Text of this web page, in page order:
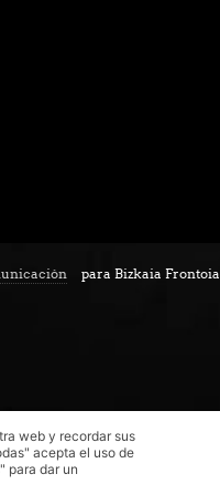
para Bizkaia Frontoia
web y recordar sus
acepta el uso de
para dar un